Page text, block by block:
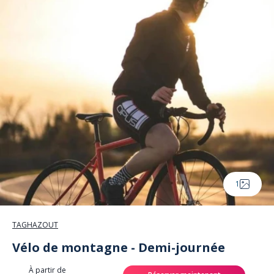
1
TAGHAZOUT
Vélo de montagne - Demi-journée
À partir de